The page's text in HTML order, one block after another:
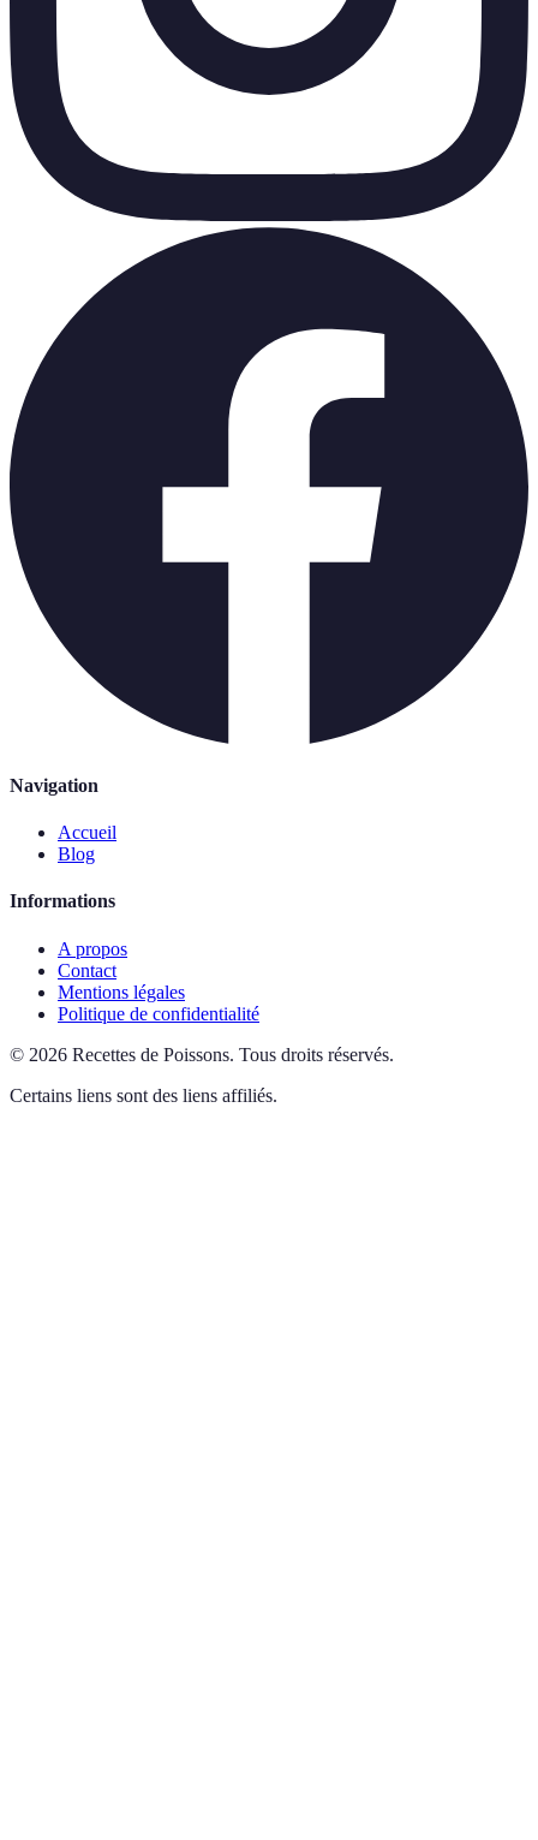
Navigation
Accueil
Blog
Informations
A propos
Contact
Mentions légales
Politique de confidentialité
© 2026 Recettes de Poissons. Tous droits réservés.
Certains liens sont des liens affiliés.